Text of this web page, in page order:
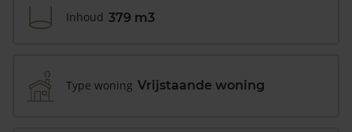
Inhoud 379 m3
Type woning Vrijstaande woning